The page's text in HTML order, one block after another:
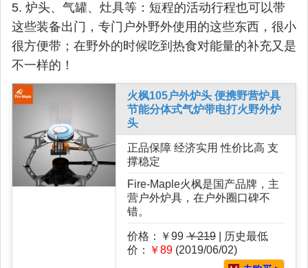
5. 炉头、气罐、灶具等：短程的活动行程也可以带
这些装备出门，专门户外野外使用的这些东西，很小
很方便带；在野外的时候吃到热食对能量的补充又是
不一样的！
火枫105户外炉头 便携野营炉具
节能分体式气炉带电打火野外炉
头
正品保障 经济实用 性价比高 支
撑稳定
Fire-Maple火枫是国产品牌，主
营户外炉具，在户外圈口碑不
错。
价格：￥99 ￥219 | 历史最低
价：
￥89 (2019/06/02)